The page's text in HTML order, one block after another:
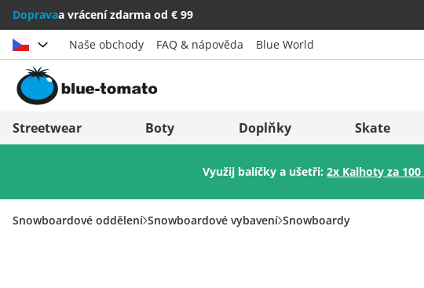
Dopravaa vrácení zdarma od € 99
Vybrat zemi
Österreich
Italia (Italiano)
Italien (Deutsch)
Slovenija
België
Naše obchody FAQ & nápověda Blue World
Streetwear Boty Doplňky Skate
Využij balíčky a ušetři:2x Kalhoty za 100
Snowboardové oddělení Snowboardové vybavení Snowboardy